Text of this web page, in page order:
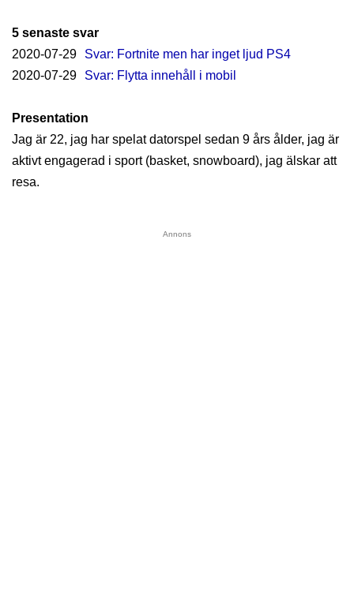
5 senaste svar
2020-07-29
Svar: Fortnite men har inget ljud PS4
2020-07-29
Svar: Flytta innehåll i mobil
Presentation
Jag är 22, jag har spelat datorspel sedan 9 års ålder, jag är
aktivt engagerad i sport (basket, snowboard), jag älskar att
resa.
Annons